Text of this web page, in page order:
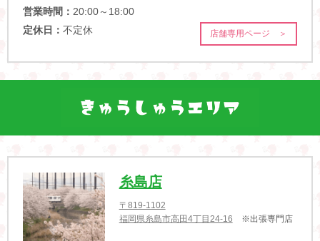
営業時間： 20:00～18:00
定休日： 不定休 店舗専用ページ ＞
糸島店
〒819-1102
福岡県糸島市高田4丁目24-16 ※出張専門店